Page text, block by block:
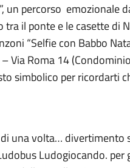
un percorso emozionale
tra il ponte e le casette di
“Selfie con Babbo
Via Roma 14
simbolico per ricordarti
una volta… divertimento
Ludogiocando. per